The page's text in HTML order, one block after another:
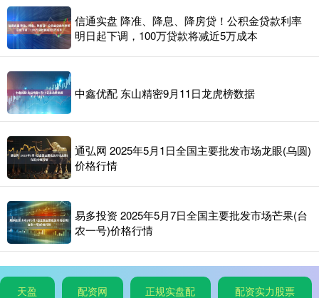
信通实盘 降准、降息、降房贷！公积金贷款利率
明日起下调，100万贷款将减近5万成本
中鑫优配 东山精密9月11日龙虎榜数据
通弘网 2025年5月1日全国主要批发市场龙眼(乌圆)
价格行情
易多投资 2025年5月7日全国主要批发市场芒果(台
农一号)价格行情
天盈 配资网 正规实盘配 配资实力股票